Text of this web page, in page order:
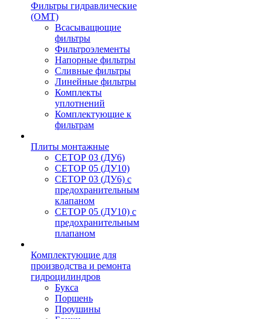
Фильтры гидравлические
(OMT)
Всасыващющие
фильтры
Фильтроэлементы
Напорные фильтры
Сливные фильтры
Линейные фильтры
Комплекты
уплотнений
Комплектующие к
фильтрам
Плиты монтажные
CЕТОР 03 (ДУ6)
CЕТОР 05 (ДУ10)
CЕТОР 03 (ДУ6) с
предохранительным
клапаном
CЕТОР 05 (ДУ10) с
предохранительным
плапаном
Комплектующие для
производства и ремонта
гидроцилиндров
Букса
Поршень
Проушины